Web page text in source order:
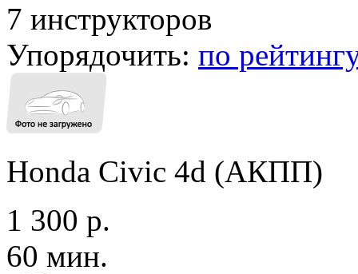
7 инструкторов
Упорядочить: по
Honda Civic 4d (АКПП)
1 300 р.
60 мин.